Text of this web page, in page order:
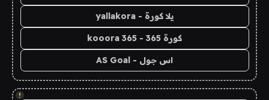
يلا كورة - yallakora
كورة 365 - kooora 365
اس جول - AS Goal
!